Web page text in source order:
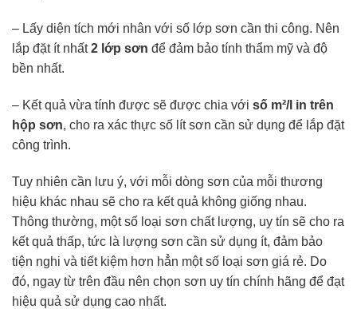
– Lấy diện tích mới nhân với số lớp sơn cần thi công. Nên
lắp đặt ít nhất2 lớp sơn để đảm bảo tính thẩm mỹ và độ
bền nhất.
– Kết quả vừa tính được sẽ được chia với số m²/l in trên
hộp sơn, cho ra xác thực số lít sơn cần sử dụng để lắp đặt
công trình.
Tuy nhiên cần lưu ý, với mỗi dòng sơn của mỗi thương
hiệu khác nhau sẽ cho ra kết quả không giống nhau.
Thông thường, một số loại sơn chất lượng, uy tín sẽ cho ra
kết quả thấp, tức là lượng sơn cần sử dụng ít, đảm bảo
tiện nghi và tiết kiệm hơn hẳn một số loại sơn giá rẻ. Do
đó, ngay từ trên đầu nên chọn sơn uy tín chính hãng để đạt
hiệu quả sử dụng cao nhất.